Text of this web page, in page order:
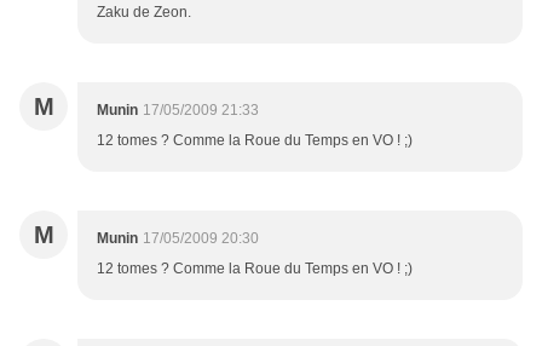
Zaku de Zeon.
M Munin 17/05/2009 21:33
12 tomes ? Comme la Roue du Temps en VO ! ;)
M Munin 17/05/2009 20:30
12 tomes ? Comme la Roue du Temps en VO ! ;)